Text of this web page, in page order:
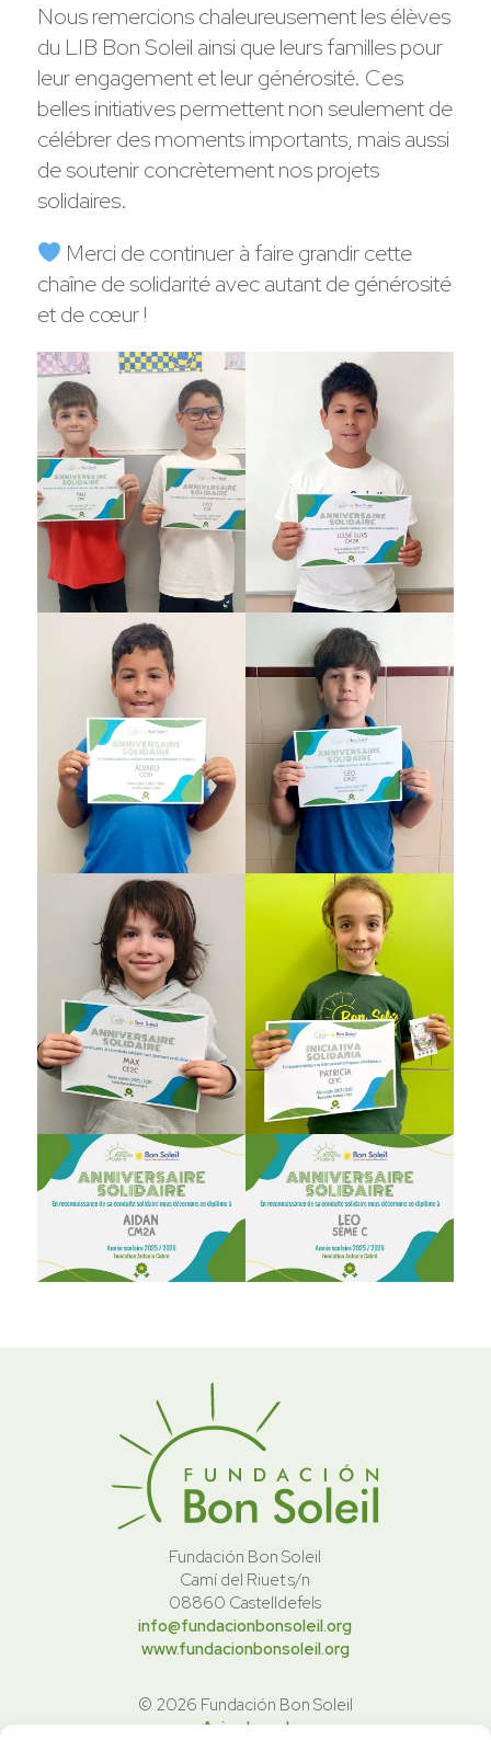
Nous remercions chaleureusement les élèves
du LIB Bon Soleil ainsi que leurs familles pour
leur engagement et leur générosité. Ces
belles initiatives permettent non seulement de
célébrer des moments importants, mais aussi
de soutenir concrètement nos projets
solidaires.
Merci de continuer à faire grandir cette
chaîne de solidarité avec autant de générosité
et de cœur !
Fundación Bon Soleil
Camí del Riuet s/n
08860 Castelldefels
info@fundacionbonsoleil.org
www.fundacionbonsoleil.org
© 2026 Fundación Bon Soleil
Aviso Legal